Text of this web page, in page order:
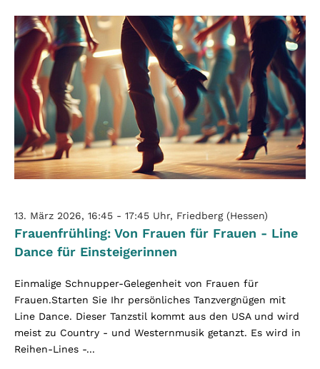
13. März 2026, 16:45 - 17:45 Uhr, Friedberg (Hessen)
Frauenfrühling: Von Frauen für Frauen - Line
Dance für Einsteigerinnen
Einmalige Schnupper-Gelegenheit von Frauen für
Frauen.Starten Sie Ihr persönliches Tanzvergnügen mit
Line Dance. Dieser Tanzstil kommt aus den USA und wird
meist zu Country - und Westernmusik getanzt. Es wird in
Reihen-Lines -...